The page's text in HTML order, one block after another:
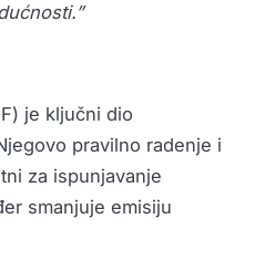
je ključni dio
pravilno radenje i
za ispunjavanje
smanjuje emisiju